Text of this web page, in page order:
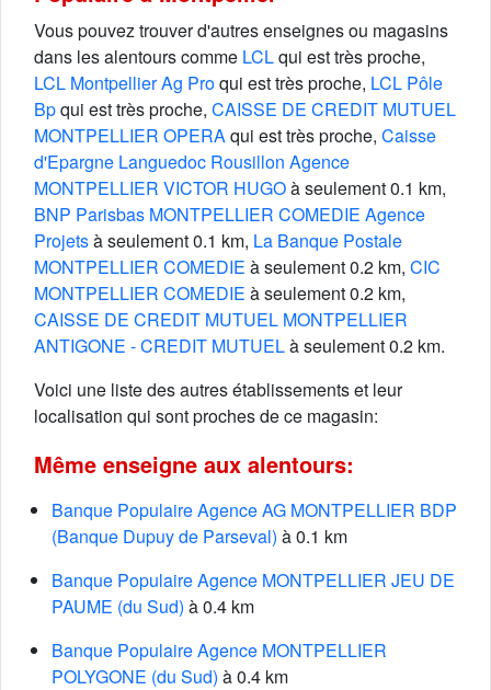
Vous pouvez trouver d'autres enseignes ou magasins
dans les alentours comme LCLqui est très proche,
LCL Montpellier Ag Proqui est très proche, LCL Pôle
Bpqui est très proche, CAISSE DE CREDIT MUTUEL
MONTPELLIER OPERAqui est très proche, Caisse
d'Epargne Languedoc Rousillon Agence
MONTPELLIER VICTOR HUGOà seulement 0.1 km,
BNP Parisbas MONTPELLIER COMEDIE Agence
Projetsà seulement 0.1 km, La Banque Postale
MONTPELLIER COMEDIE à seulement 0.2 km, CIC
MONTPELLIER COMEDIE à seulement 0.2 km,
CAISSE DE CREDIT MUTUEL MONTPELLIER
ANTIGONE - CREDIT MUTUELà seulement 0.2 km.
Voici une liste des autres établissements et leur
localisation qui sont proches de ce magasin:
Même enseigne aux alentours:
Banque Populaire Agence AG MONTPELLIER BDP
(Banque Dupuy de Parseval) à 0.1 km
Banque Populaire Agence MONTPELLIER JEU DE
PAUME (du Sud) à 0.4 km
Banque Populaire Agence MONTPELLIER
POLYGONE (du Sud) à 0.4 km